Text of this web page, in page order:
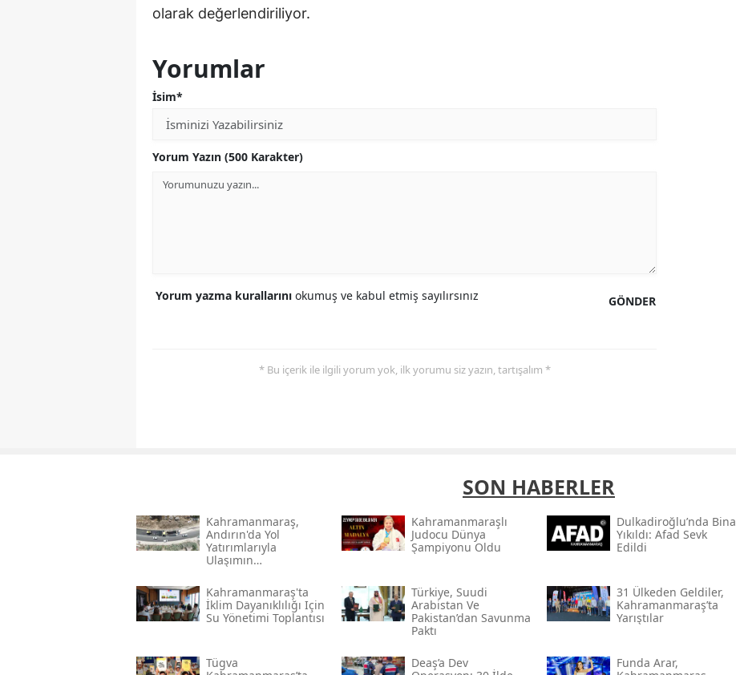
olarak değerlendiriliyor.
Yorumlar
İsim*
Yorum Yazın (500 Karakter)
GÖNDER
Yorum yazma kurallarını okumuş ve kabul etmiş sayılırsınız
* Bu içerik ile ilgili yorum yok, ilk yorumu siz yazın, tartışalım *
SON HABERLER
Kahramanmaraş,
Andırın'da Yol
Yatırımlarıyla
Ulaşımın
Yükseltiyor
Kahramanmaraşlı
Judocu Dünya
Şampiyonu Oldu
Dulkadiroğlu’nda Bina
Yıkıldı: Afad Sevk
Edildi
Kahramanmaraş'ta
İklim Dayanıklılığı Için
Su Yönetimi Toplantısı
Türkiye, Suudi
Arabistan Ve
Pakistan’dan Savunma
Paktı
31 Ülkeden Geldiler,
Kahramanmaraş’ta
Yarıştılar
Tügva
Deaş’a Dev
Funda Arar,